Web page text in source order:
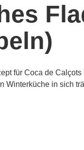
für Coca de
Winterküche in sich